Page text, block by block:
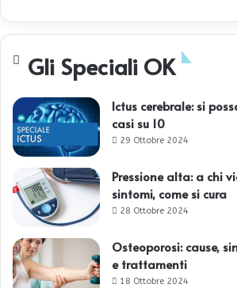
Gli Speciali OK
Ictus cerebrale: si
casi su 10
29 Ottobre 2024
Pressione alta: a chi
sintomi, come si cura
28 Ottobre 2024
Osteoporosi: cause,
e trattamenti
18 Ottobre 2024